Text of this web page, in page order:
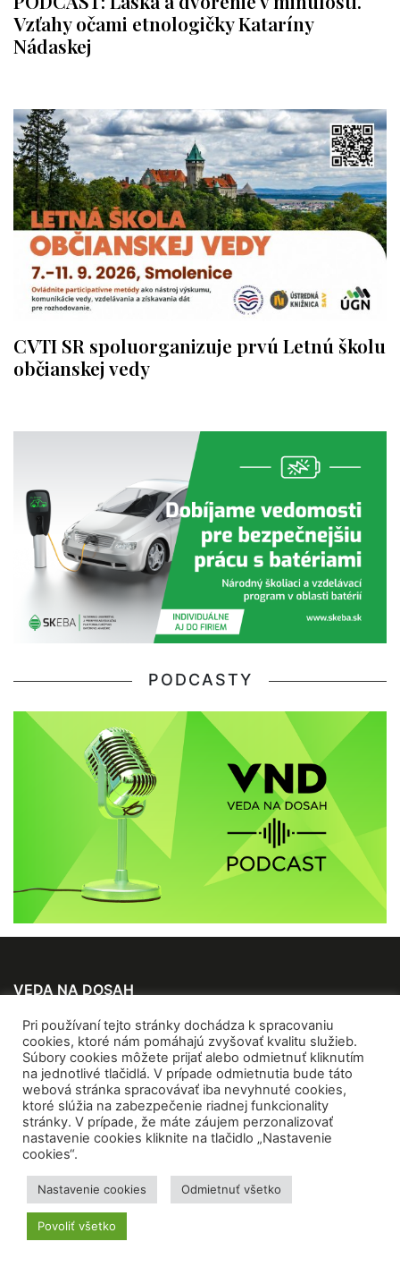
Vzťahy očami etnologičky Kataríny
Nádaskej
CVTI SR spoluorganizuje prvú Letnú školu
občianskej vedy
PODCASTY
VEDA NA DOSAH
O nás
Kontakty
Pre médiá
Inzercia
SLEDUJTE NÁS
Pri používaní tejto stránky dochádza k spracovaniu
cookies, ktoré nám pomáhajú zvyšovať kvalitu služieb.
Súbory cookies môžete prijať alebo odmietnuť kliknutím
na jednotlivé tlačidlá. V prípade odmietnutia bude táto
webová stránka spracovávať iba nevyhnuté cookies,
ktoré slúžia na zabezpečenie riadnej funkcionality
stránky. V prípade, že máte záujem perzonalizovať
nastavenie cookies kliknite na tlačidlo „Nastavenie
cookies“.
Nastavenie cookies Odmietnuť všetko
Povoliť všetko